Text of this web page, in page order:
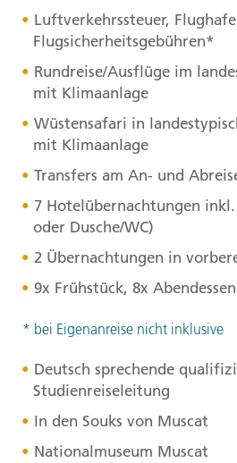
Luftverkehrssteuer,
Flugsicherheitsgebühren*
Rundreise/Ausflüge im
mit Klimaanlage
Wüstensafari in
mit Klimaanlage
Transfers am An- und
7 Hotelübernachtungen
oder Dusche/WC)
2 Übernachtungen in
9x Frühstück, 8x Abendessen
* bei Eigenanreise nicht inklusive
Deutsch sprechende
Studienreiseleitung
In den Souks von Muscat
Nationalmuseum Muscat